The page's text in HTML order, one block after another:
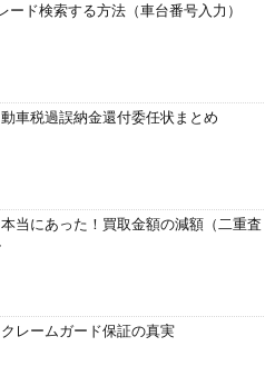
ード検索する方法（車台番号入力）
動車税過誤納金還付委任状まとめ
本当にあった！買取金額の減額（二重査
クレームガード保証の真実